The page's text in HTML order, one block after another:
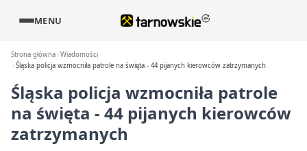
MENU
Strona główna Wiadomości
Śląska policja wzmocniła patrole na święta - 44 pijanych kierowców zatrzymanych
Śląska policja wzmocniła patrole
na święta - 44 pijanych kierowców
zatrzymanych